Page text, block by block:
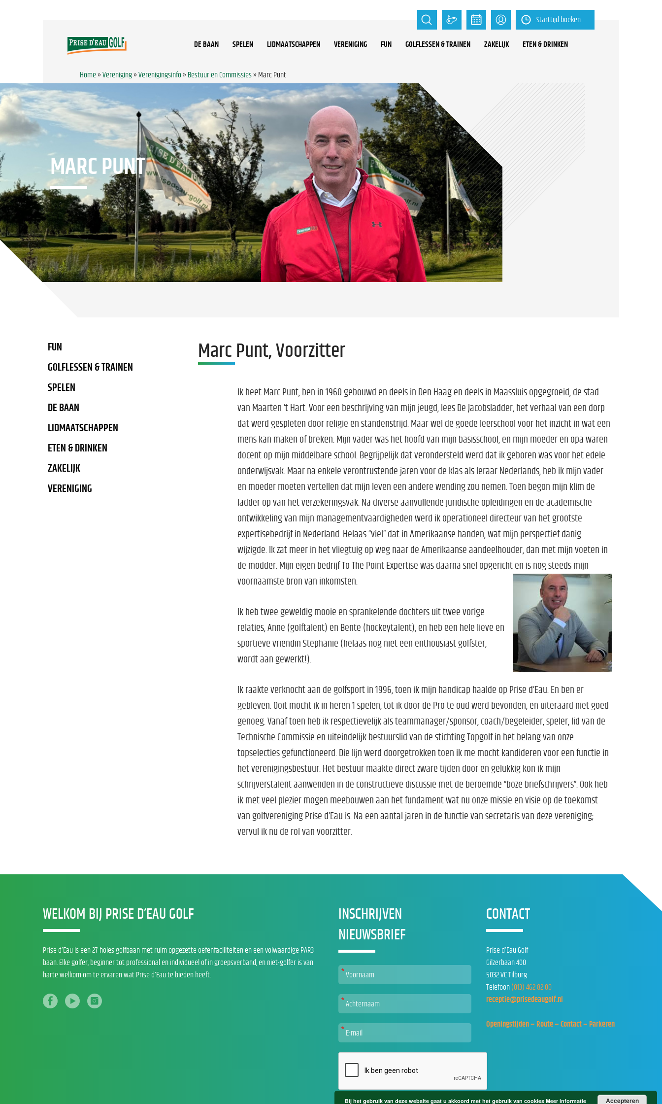
Starttijd boeken
DE BAAN SPELEN LIDMAATSCHAPPEN VERENIGING FUN GOLFLESSEN & TRAINEN ZAKELIJK ETEN & DRINKEN
Home»Vereniging»Verenigingsinfo» Bestuur en Commissies» Marc Punt
MARC PUNT
FUN
GOLFLESSEN & TRAINEN
SPELEN
DE BAAN
LIDMAATSCHAPPEN
ETEN & DRINKEN
ZAKELIJK
VERENIGING
Marc Punt, Voorzitter
Ik heet Marc Punt, ben in 1960 gebouwd en deels in Den Haag en deels in Maassluis opgegroeid, de stad
van Maarten ’t Hart. Voor een beschrijving van mijn jeugd, lees De Jacobsladder, het verhaal van een dorp
dat werd gespleten door religie en standenstrijd. Maar wel de goede leerschool voor het inzicht in wat een
mens kan maken of breken. Mijn vader was het hoofd van mijn basisschool, en mijn moeder en opa waren
docent op mijn middelbare school. Begrijpelijk dat verondersteld werd dat ik geboren was voor het edele
onderwijsvak. Maar na enkele verontrustende jaren voor de klas als leraar Nederlands, heb ik mijn vader
en moeder moeten vertellen dat mijn leven een andere wending zou nemen. Toen begon mijn klim de
ladder op van het verzekeringsvak. Na diverse aanvullende juridische opleidingen en de academische
ontwikkeling van mijn managementvaardigheden werd ik operationeel directeur van het grootste
expertisebedrijf in Nederland. Helaas “viel” dat in Amerikaanse handen, wat mijn perspectief danig
wijzigde. Ik zat meer in het vliegtuig op weg naar de Amerikaanse aandeelhouder, dan met mijn voeten in
de modder. Mijn eigen bedrijf To The Point Expertise was daarna snel opgericht en is nog steeds mijn
voornaamste bron van inkomsten.
Ik heb twee geweldig mooie en sprankelende dochters uit twee vorige
relaties, Anne (golftalent) en Bente (hockeytalent), en heb een hele lieve en
sportieve vriendin Stephanie (helaas nog niet een enthousiast golfster,
wordt aan gewerkt!).
Ik raakte verknocht aan de golfsport in 1996, toen ik mijn handicap haalde op Prise d’Eau. En ben er
gebleven. Ooit mocht ik in heren 1 spelen, tot ik door de Pro te oud werd bevonden, en uiteraard niet goed
genoeg. Vanaf toen heb ik respectievelijk als teammanager/sponsor, coach/begeleider, speler, lid van de
Technische Commissie en uiteindelijk bestuurslid van de stichting Topgolf in het belang van onze
topselecties gefunctioneerd. Die lijn werd doorgetrokken toen ik me mocht kandideren voor een functie in
het verenigingsbestuur. Het bestuur maakte direct zware tijden door en gelukkig kon ik mijn
schrijverstalent aanwenden in de constructieve discussie met de beroemde “boze briefschrijvers”. Ook heb
ik met veel plezier mogen meebouwen aan het fundament wat nu onze missie en visie op de toekomst
van golfvereniging Prise d’Eau is. Na een aantal jaren in de functie van secretaris van deze vereniging;
vervul ik nu de rol van voorzitter.
WELKOM BIJ PRISE D’EAU GOLF
Prise d’Eau is een 27-holes golfbaan met ruim opgezette oefenfaciliteiten en een volwaardige PAR3
baan. Elke golfer, beginner tot professional en individueel of in groepsverband, en niet-golfer is van
harte welkom om te ervaren wat Prise d’Eau te bieden heeft.
INSCHRIJVEN
NIEUWSBRIEF
CONTACT
Prise d’Eau Golf
Gilzerbaan 400
5032 VC Tilburg
Telefoon (013) 462 82 00
receptie@prisedeaugolf.nl
Openingstijden – Route – Contact – Parkeren
Bij het gebruik van deze website gaat u akkoord met het gebruik van cookies Meer informatie Accepteren